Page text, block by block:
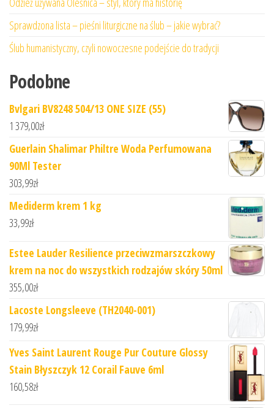
Sprawdzona lista – pieśni liturgiczne na ślub – jakie wybrać?
Ślub humanistyczny, czyli nowoczesne podejście do tradycji
Podobne
Bvlgari BV8248 504/13 ONE SIZE (55)
1 379,00zł
Guerlain Shalimar Philtre Woda Perfumowana
90Ml Tester
303,99zł
Mediderm krem 1 kg
33,99zł
Estee Lauder Resilience przeciwzmarszczkowy
krem na noc do wszystkich rodzajów skóry 50ml
355,00zł
Lacoste Longsleeve (TH2040-001)
179,99zł
Yves Saint Laurent Rouge Pur Couture Glossy
Stain Błyszczyk 12 Corail Fauve 6ml
160,58zł